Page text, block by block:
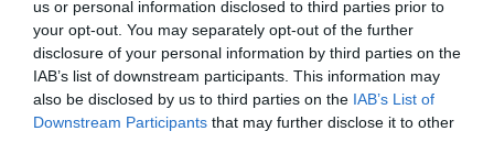
us or personal information disclosed to third parties prior to
your opt-out. You may separately opt-out of the further
disclosure of your personal information by third parties on the
IAB’s list of downstream participants. This information may
also be disclosed by us to third parties on the IAB’s List of
Downstream Participants that may further disclose it to other
Διαθέσιμο
85,00 €